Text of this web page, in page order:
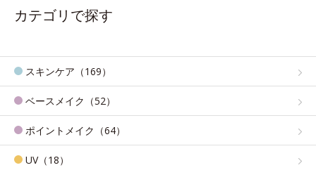
カテゴリで探す
スキンケア（169）
ベースメイク（52）
ポイントメイク（64）
UV（18）